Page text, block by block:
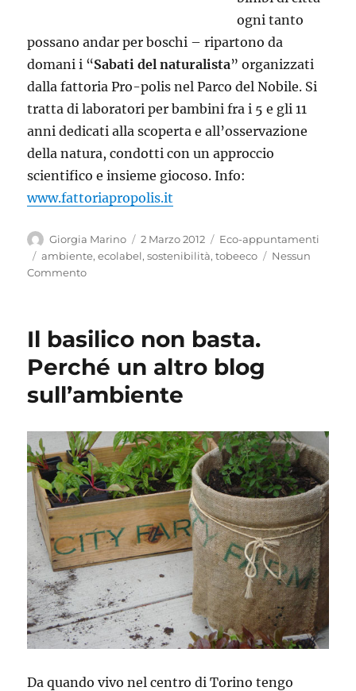
ogni tanto
possano andar per boschi – ripartono da
domani i “Sabati del naturalista” organizzati
dalla fattoria Pro-polis nel Parco del Nobile. Si
tratta di laboratori per bambini fra i 5 e gli 11
anni dedicati alla scoperta e all’osservazione
della natura, condotti con un approccio
scientifico e insieme giocoso. Info:
www.fattoriapropolis.it
Autore
Giorgia Marino
Pubblicato
il
2 Marzo 2012 Categorie
Eco-appuntamenti
Tag
ambiente,ecolabel,sostenibilità,tobeeco
Nessun
Commento
Il basilico non basta.
Perché un altro blog
sull’ambiente
Da quando vivo nel centro di Torino tengo